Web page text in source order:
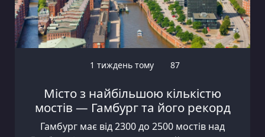
1 тиждень тому 87
Місто з найбільшою кількістю
мостів — Гамбург та його рекорд
Гамбург має від 2300 до 2500 мостів над